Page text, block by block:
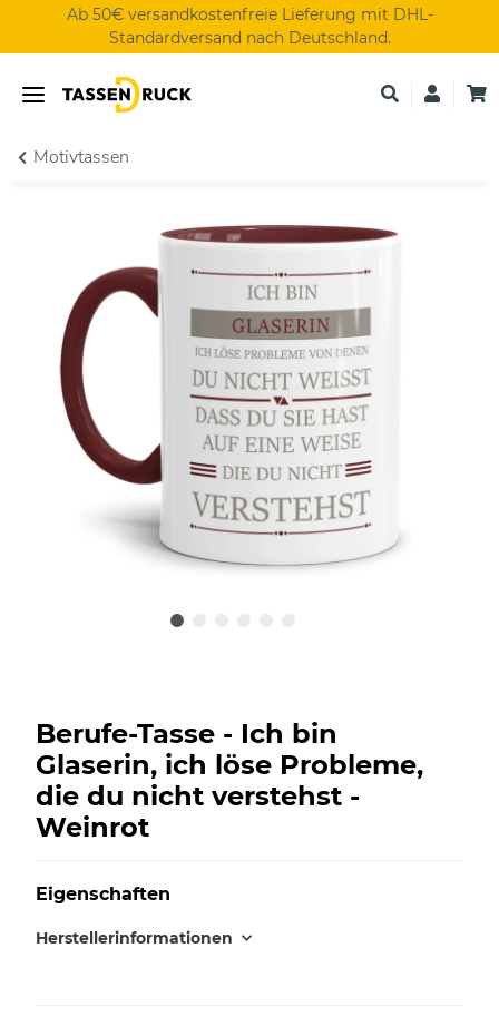
Ab 50€ versandkostenfreie Lieferung mit DHL-
Standardversand nach Deutschland.
Motivtassen
Berufe-Tasse - Ich bin
Glaserin, ich löse Probleme,
die du nicht verstehst -
Weinrot
Eigenschaften
Herstellerinformationen